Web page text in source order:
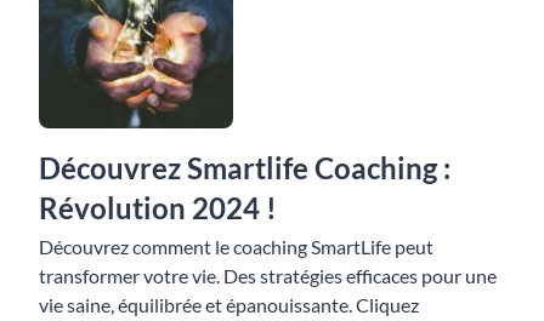
Découvrez Smartlife Coaching :
Révolution 2024 !
Découvrez comment le coaching SmartLife peut
transformer votre vie. Des stratégies efficaces pour une
vie saine, équilibrée et épanouissante. Cliquez